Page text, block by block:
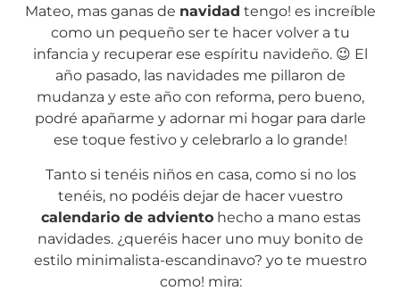
Mateo, mas ganas de navidad tengo! es increíble
como un pequeño ser te hacer volver a tu
infancia y recuperar ese espíritu navideño. 😉 El
año pasado, las navidades me pillaron de
mudanza y este año con reforma, pero bueno,
podré apañarme y adornar mi hogar para darle
ese toque festivo y celebrarlo a lo grande!
Tanto si tenéis niños en casa, como si no los
tenéis, no podéis dejar de hacer vuestro
calendario de advientohecho a mano estas
navidades. ¿queréis hacer uno muy bonito de
estilo minimalista-escandinavo? yo te muestro
como! mira: